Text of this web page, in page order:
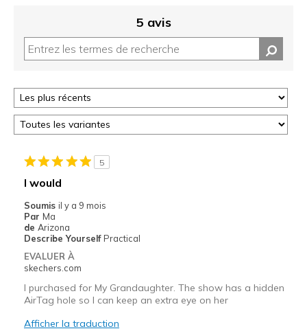
5 avis
5
I would
Soumis il y a 9 mois
Par Ma
de Arizona
Describe Yourself Practical
EVALUER À
skechers.com
I purchased for My Grandaughter. The show has a hidden
AirTag hole so I can keep an extra eye on her
Afficher la traduction